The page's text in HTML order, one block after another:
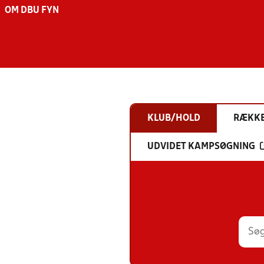
OM DBU FYN
KLUB/HOLD
UDVIDET KAMPSØGNING